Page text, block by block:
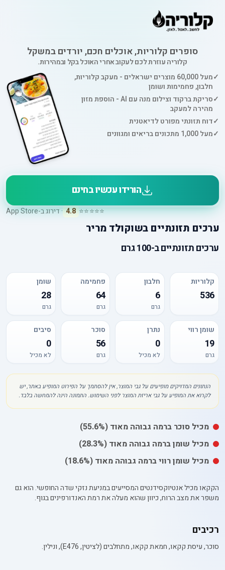
סופרים קלוריות, אוכלים חכם, יורדים במשקל
קלוריה עוזרת לכם לעקוב אחרי האוכל בקל ובמהירות.
✓
מעל 60,000 מוצרים ישראלים - מעקב קלוריות,
חלבון, פחמימות ושומן
✓
סריקת ברקוד וצילום מנה עם AI - הוספת מזון
מהירה למעקב
✓דוח תזונתי מפורט לדיאטנית
✓מעל 1,000 מתכונים בריאים ומגוונים
הורידו עכשיו בחינם
⭐⭐⭐⭐⭐
4.8 · דירוג ב-App Store
ערכים תזונתיים בשוקולד מריר
ערכים תזונתייםב-100 גרם
קלוריות
536
חלבון
6
גרם
פחמימה
64
גרם
שומן
28
גרם
שומן רווי
19
גרם
נתרן
0
לא מכיל
סוכר
56
גרם
סיבים
0
לא מכיל
הנתונים המדויקים מופיעים על גבי המוצר, אין להסתמך על הפירוט המופיע באתר, יש
לקרוא את המופיע על גבי אריזת המוצר לפני השימוש. התמונה הינה להמחשה בלבד.
מכיל סוכר ברמה גבוהה מאוד (55.6%)
מכיל שומןברמה גבוהה מאוד (28.3%)
מכיל שומן רוויברמה גבוהה מאוד (18.6%)
הקקאו מכיל אנטיוקסידנטים המסייעים במניעת נזקי שדה החופשי. הוא גם
משפר את מצב הרוח, כיוון שהוא מעלה את רמת האנדורפינים בגוף.
רכיבים
סוכר, עיסת קקאו, חמאת קקאו, מתחלבים (לציטין, E476), ונילין.